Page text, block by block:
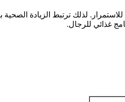
لذلك ترتبط الزيادة الصحية
غذائي للرجال.